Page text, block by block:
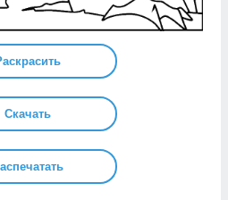
Скачать